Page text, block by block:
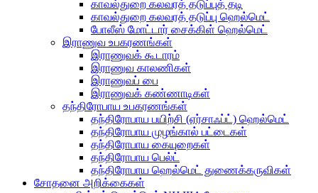
காவல்துறை கலவரத் தடுப்புத் தடி
காவல்துறை கலவரத் தடுப்பு ஹெல்மெட்
போலீஸ் மோட்டார் சைக்கிள் ஹெல்மெட்
இராணுவ உபகரணங்கள்
இராணுவக் கூடாரம்
இராணுவ காலணிகள்
இராணுவப் பை
இராணுவக் கண்ணாடிகள்
தந்திரோபாய உபகரணங்கள்
தந்திரோபாய பயிற்சி (ஏர்சாஃப்ட்) ஹெல்மெட்
தந்திரோபாய முழங்கால் பட்டைகள்
தந்திரோபாய கையுறைகள்
தந்திரோபாய பெல்ட்
தந்திரோபாய ஹெல்மெட் துணைக்கருவிகள்
சோதனை அறிக்கைகள்